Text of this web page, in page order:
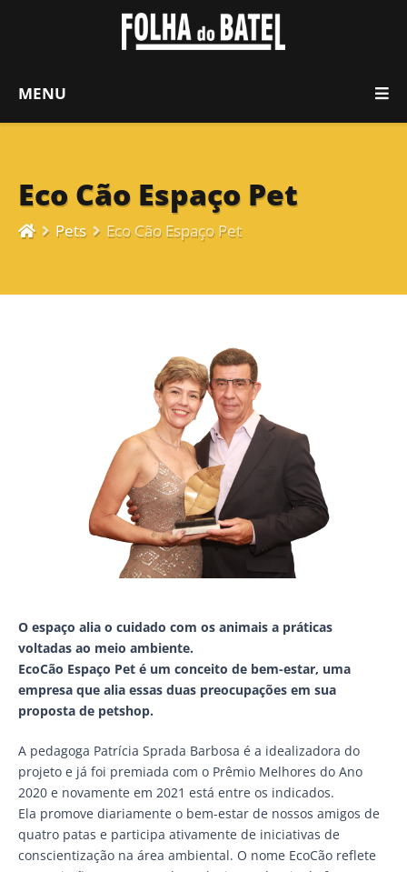
MENU
Eco Cão Espaço Pet
Pets Eco Cão Espaço Pet
O espaço alia o cuidado com os animais a práticas
voltadas ao meio ambiente.
EcoCão Espaço Pet é um conceito de bem-estar, uma
empresa que alia essas duas preocupações em sua
proposta de petshop.
A pedagoga Patrícia Sprada Barbosa é a idealizadora do
projeto e já foi premiada com o Prêmio Melhores do Ano
2020 e novamente em 2021 está entre os indicados.
Ela promove diariamente o bem-estar de nossos amigos de
quatro patas e participa ativamente de iniciativas de
conscientização na área ambiental. O nome EcoCão reflete